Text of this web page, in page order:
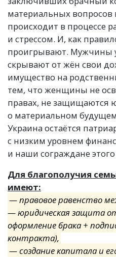
материальных
происходит в процессе
и стрессом. И, как
проигрывают. Мужчины
скрывают от жён свои
имущество на
тем, что женщины не
правах, не защищаются
о материальном
Украина остаётся
с низким уровнем
и наши сограждане
Для благополучия
имеют:
— правовое равенство
— юридическая защита
оформление брака +
контракта),
— создание капитала и